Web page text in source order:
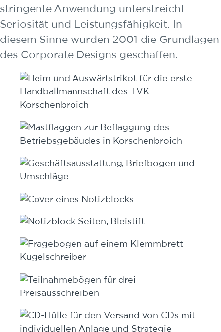
stringente Anwendung unterstreicht
Seriosität und Leistungsfähigkeit. In
diesem Sinne wurden 2001 die Grundlagen
des Corporate Designs geschaffen.